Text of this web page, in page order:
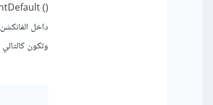
() e.preventDefault
داخل الفانكشن
وتكون كالتالي